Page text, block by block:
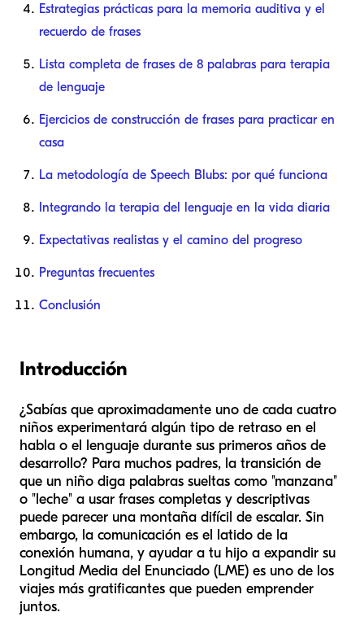
Estrategias prácticas para la memoria auditiva y el
recuerdo de frases
Lista completa de frases de 8 palabras para terapia
de lenguaje
Ejercicios de construcción de frases para practicar en
casa
La metodología de Speech Blubs: por qué funciona
Integrando la terapia del lenguaje en la vida diaria
Expectativas realistas y el camino del progreso
Preguntas frecuentes
Conclusión
Introducción
¿Sabías que aproximadamente uno de cada cuatro
niños experimentará algún tipo de retraso en el
habla o el lenguaje durante sus primeros años de
desarrollo? Para muchos padres, la transición de
que un niño diga palabras sueltas como "manzana"
o "leche" a usar frases completas y descriptivas
puede parecer una montaña difícil de escalar. Sin
embargo, la comunicación es el latido de la
conexión humana, y ayudar a tu hijo a expandir su
Longitud Media del Enunciado (LME) es uno de los
viajes más gratificantes que pueden emprender
juntos.